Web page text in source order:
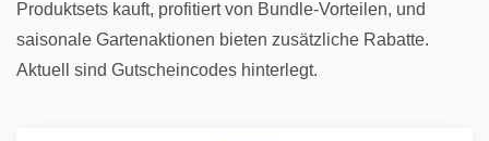
Produktsets kauft, profitiert von Bundle-Vorteilen, und
saisonale Gartenaktionen bieten zusätzliche Rabatte.
Aktuell sind Gutscheincodes hinterlegt.